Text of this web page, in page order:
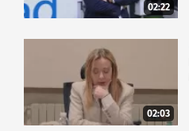
02:22
02:03